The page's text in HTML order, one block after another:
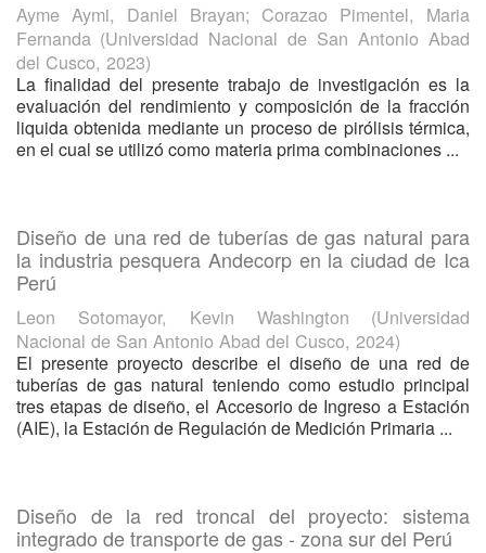
Ayme Aymi, Daniel Brayan; Corazao Pimentel, Maria
Fernanda (Universidad Nacional de San Antonio Abad
del Cusco, 2023)
La finalidad del presente trabajo de investigación es la
evaluación del rendimiento y composición de la fracción
liquida obtenida mediante un proceso de pirólisis térmica,
en el cual se utilizó como materia prima combinaciones ...
Diseño de una red de tuberías de gas natural para
la industria pesquera Andecorp en la ciudad de Ica
Perú
Leon Sotomayor, Kevin Washington (Universidad
Nacional de San Antonio Abad del Cusco, 2024)
El presente proyecto describe el diseño de una red de
tuberías de gas natural teniendo como estudio principal
tres etapas de diseño, el Accesorio de Ingreso a Estación
(AIE), la Estación de Regulación de Medición Primaria ...
Diseño de la red troncal del proyecto: sistema
integrado de transporte de gas - zona sur del Perú